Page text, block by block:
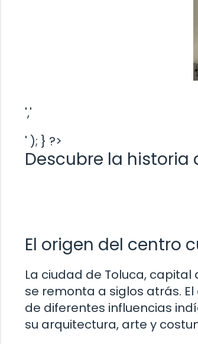
','
' ); } ?>
Descubre la historia
El origen del centro
La ciudad de Toluca,
se remonta a siglos atrás.
de diferentes influencias
su arquitectura, arte y